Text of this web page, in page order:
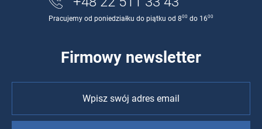
Pracujemy od poniedziałku do piątku od 800 do 1600
Firmowy newsletter